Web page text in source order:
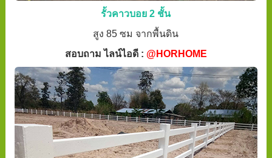
รั้วคาวบอย 2 ชั้น
สูง 85 ซม จากพื้นดิน
สอบถาม ไลน์ไอดี : @HORHOME